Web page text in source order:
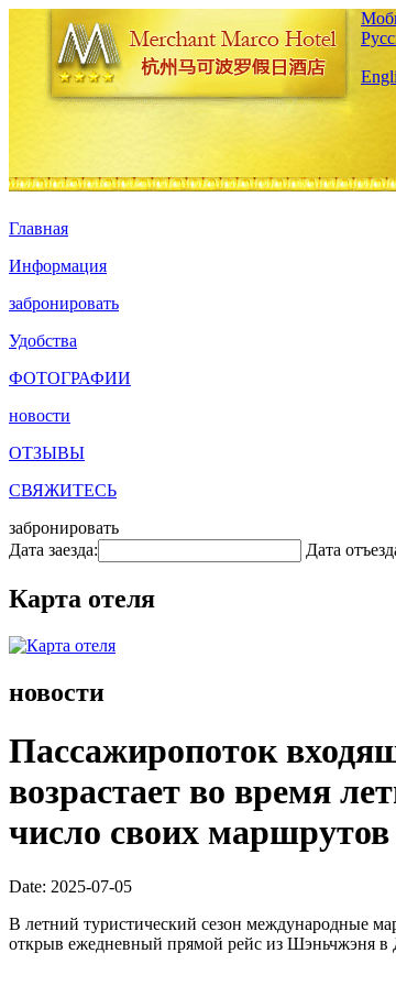
Главная
Информация
забронировать
Удобства
ФОТОГРАФИИ
новости
ОТЗЫВЫ
СВЯЖИТЕСЬ
забронировать
Дата заезда:
Дата
Карта отеля
новости
Пассажиропоток
возрастает во время
число своих
Date: 2025-07-05
В летний туристический сезон международные
открыв ежедневный прямой рейс из Шэньчжэня в